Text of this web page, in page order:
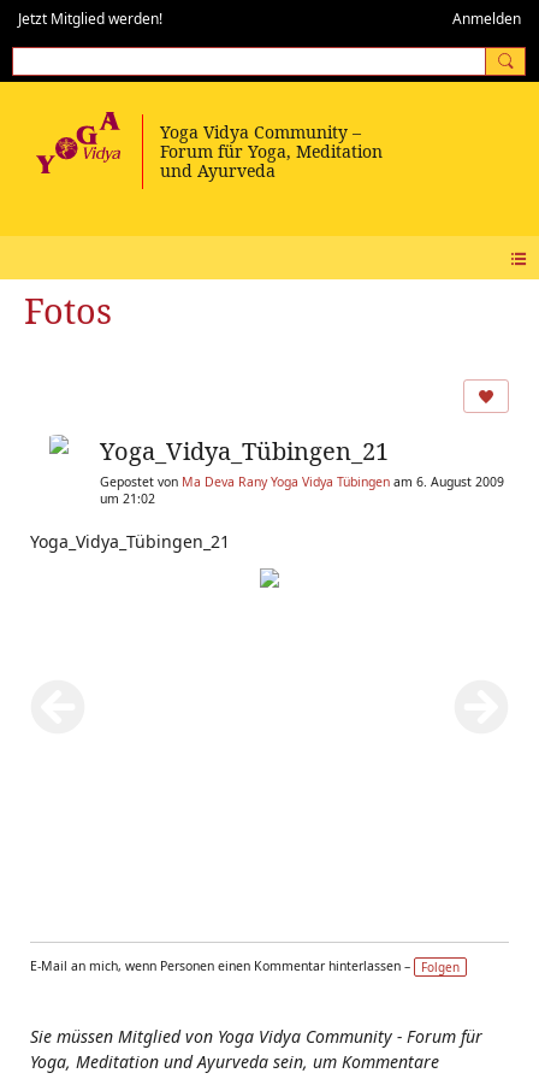
Jetzt Mitglied werden! Anmelden
Fotos
Yoga_Vidya_Tübingen_21
Gepostet von Ma Deva Rany Yoga Vidya Tübingen am 6. August 2009
um 21:02
Yoga_Vidya_Tübingen_21
E-Mail an mich, wenn Personen einen Kommentar hinterlassen – Folgen
Sie müssen Mitglied von Yoga Vidya Community - Forum für
Yoga, Meditation und Ayurveda sein, um Kommentare